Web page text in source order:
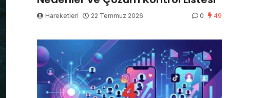
Hareketleri 22 Temmuz 2026 0 49